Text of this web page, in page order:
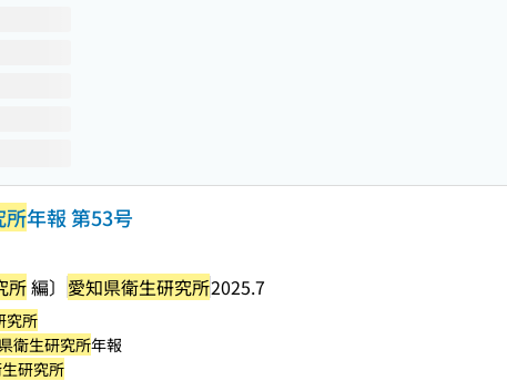
所年報 第53号
所編〕 愛知県衛生研究所2025.7
究所
衛生研究所年報
研究所